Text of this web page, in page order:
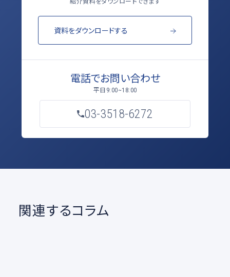
資料をダウンロードする
電話でお問い合わせ
平日 9:00~18:00
03-3518-6272
関連するコラム